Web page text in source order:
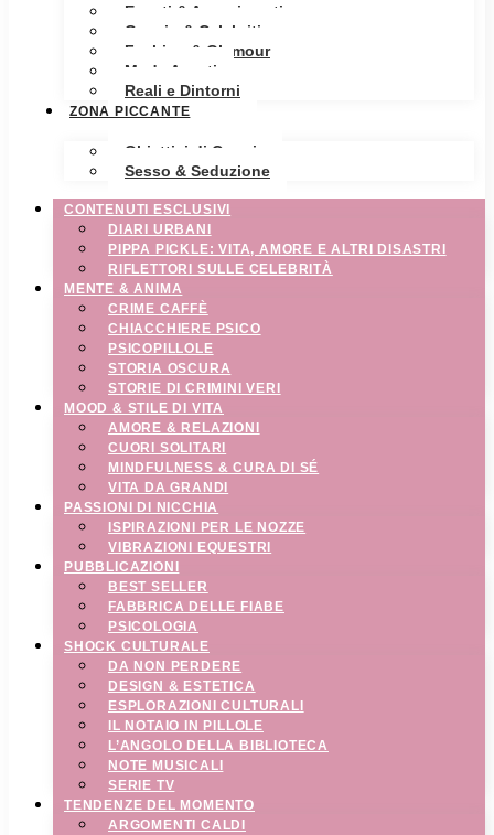
Eventi & Avvenimenti
Gossip & Celebrities
Fashion & Glamour
Moda Avanti
Reali e Dintorni
ZONA PICCANTE
Obiettivi di Coppia
Sesso & Seduzione
CONTENUTI ESCLUSIVI
DIARI URBANI
PIPPA PICKLE: VITA, AMORE E ALTRI DISASTRI
RIFLETTORI SULLE CELEBRITÀ
MENTE & ANIMA
CRIME CAFFÈ
CHIACCHIERE PSICO
PSICOPILLOLE
STORIA OSCURA
STORIE DI CRIMINI VERI
MOOD & STILE DI VITA
AMORE & RELAZIONI
CUORI SOLITARI
MINDFULNESS & CURA DI SÉ
VITA DA GRANDI
PASSIONI DI NICCHIA
ISPIRAZIONI PER LE NOZZE
VIBRAZIONI EQUESTRI
PUBBLICAZIONI
BEST SELLER
FABBRICA DELLE FIABE
PSICOLOGIA
SHOCK CULTURALE
DA NON PERDERE
DESIGN & ESTETICA
ESPLORAZIONI CULTURALI
IL NOTAIO IN PILLOLE
L’ANGOLO DELLA BIBLIOTECA
NOTE MUSICALI
SERIE TV
TENDENZE DEL MOMENTO
ARGOMENTI CALDI